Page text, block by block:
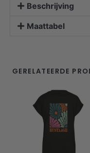
Beschrijving
Maattabel
GERELATEERDE